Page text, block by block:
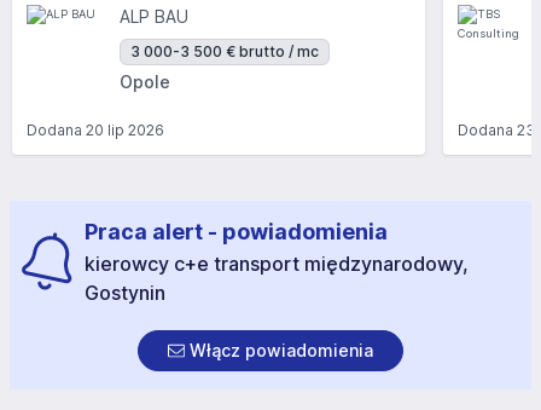
ALP BAU
3 000-3 500 € brutto / mc
Opole
Dodana 20 lip 2026 Dodana23
Praca alert - powiadomienia
kierowcy c+e transport międzynarodowy,
Gostynin
Włącz powiadomienia